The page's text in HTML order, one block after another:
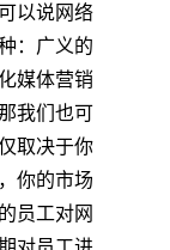
以说网络
：广义的
媒体营销
我们也可
取决于你
你的市场
员工对网